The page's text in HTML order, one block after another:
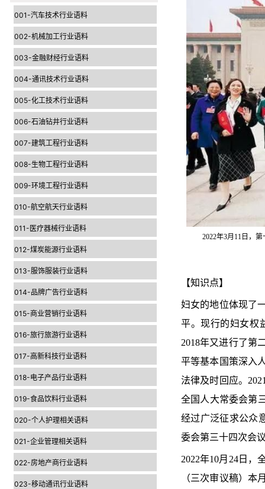
001-汽车技术行业语料
002-机械加工行业语料
003-金融财经行业语料
004-通讯技术行业语料
005-化工技术行业语料
006-石油钻井行业语料
007-建筑工程行业语料
008-生物工程行业语料
009-环境工程行业语料
010-航空航天行业语料
011-医疗器械行业语料
012-煤炭能源行业语料
013-服饰服装行业语料
014-品牌广告行业语料
015-商业营销行业语料
016-旅行旅游行业语料
017-高新科技行业语料
018-电子产品行业语料
019-食品饮料行业语料
020-个人护理相关语料
021-企业管理相关语料
022-房地产商行业语料
023-移动通讯行业语料
2022年3月11日，
【知识点】
妇女的地位体现了
平。现行的妇女权
2018年又进行了第
平等基本国策深入
法律及时回应。
全国人大常委会第
经过广泛征求公众
委会第三十四次会
2022年10月24日，
（三次审议稿）本